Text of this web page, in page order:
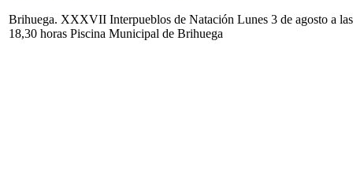
Brihuega. XXXVII Interpueblos de Natación Lunes 3 de agosto a las
18,30 horas Piscina Municipal de Brihuega